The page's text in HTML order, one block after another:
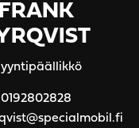
FRANK
0192802828